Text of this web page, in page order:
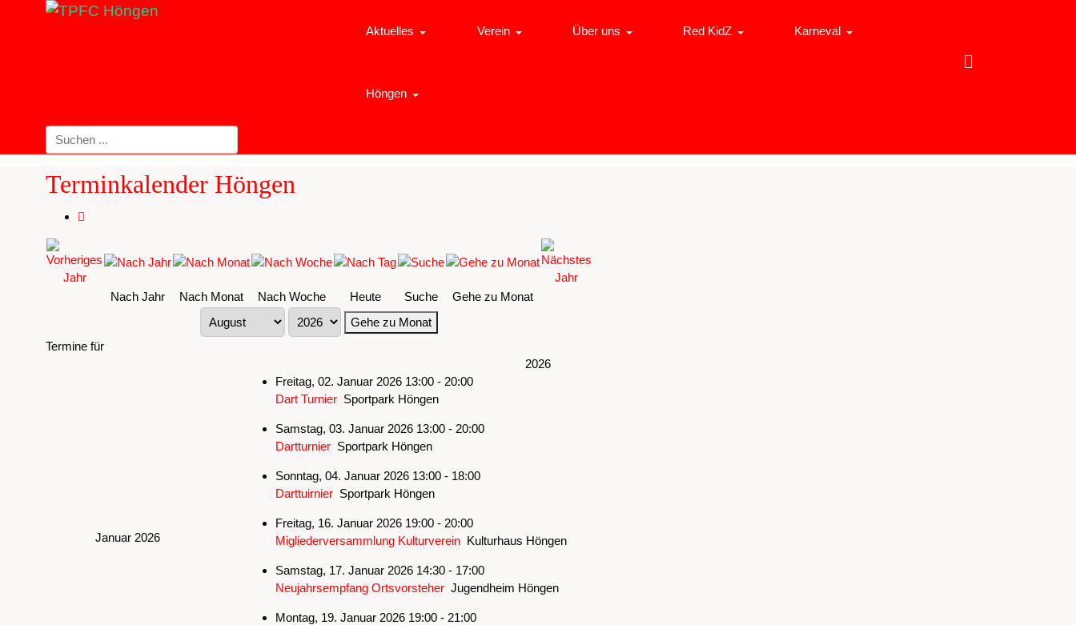
Aktuelles Verein Über uns Red KidZ Karneval
Höngen
Terminkalender Höngen
Nach Jahr Nach Monat Nach Woche Heute Suche
Gehe zu Monat
Gehe zu Monat
Termine für
2026
Januar 2026
Freitag, 02. Januar 2026 13:00 - 20:00
Dart TurnierSportpark Höngen
Samstag, 03. Januar 2026 13:00 - 20:00
DartturnierSportpark Höngen
Sonntag, 04. Januar 2026 13:00 - 18:00
DarttuirnierSportpark Höngen
Freitag, 16. Januar 2026 19:00 - 20:00
Migliederversammlung KulturvereinKulturhaus Höngen
Samstag, 17. Januar 2026 14:30 - 17:00
Neujahrsempfang OrtsvorsteherJugendheim Höngen
Montag, 19. Januar 2026 19:00 - 21:00